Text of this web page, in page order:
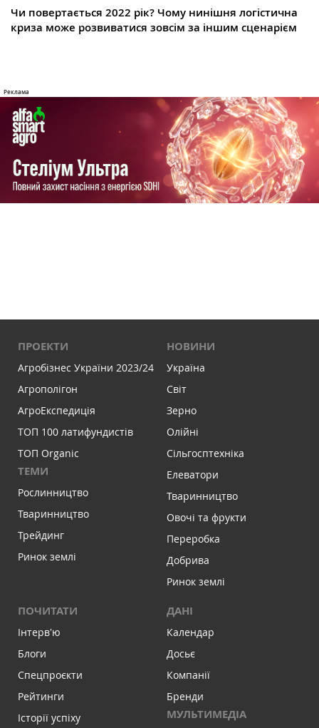
Чи повертається 2022 рік? Чому нинішня логістична
криза може розвиватися зовсім за іншим сценарієм
ПРОЕКТИ
Агробізнес України 2023/24
Агрополігон
АгроЕкспедиція
ТОП 100 латифундистів
ТОП Organic
ТЕМИ
Рослинництво
Тваринництво
Трейдинг
Ринок землі
НОВИНИ
Україна
Світ
Зерно
Олійні
Сільгосптехніка
Елеватори
Тваринництво
Овочі та фрукти
Переробка
Добрива
Ринок землі
ПОЧИТАТИ
Інтервʼю
Блоги
Спецпроєкти
Рейтинги
Історії успіху
ДАНІ
Календар
Досьє
Компанії
Бренди
МУЛЬТИМЕДІА